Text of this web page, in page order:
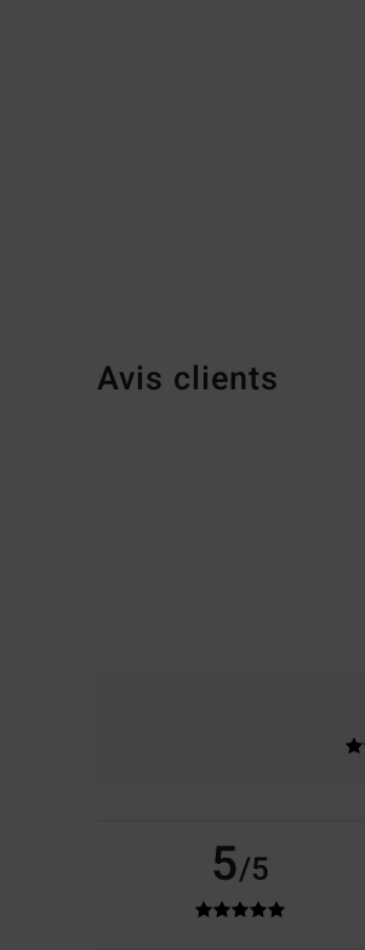
Avis clients
5/5